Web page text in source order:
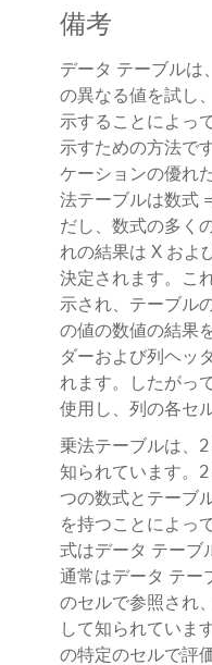
備考
データ テーブルは
の異なる値を試し
示することによっ
示すための方法で
ケーションの優れ
法テーブルは数式
だし、数式の多く
れの結果は X およ
決定されます。こ
示され、テーブル
の値の数値の結果
ダーおよび列ヘッ
れます。したがっ
使用し、列の各セ
乗法テーブルは、
知られています。
つの数式とテーブ
を持つことによっ
式はデータ テーブ
通常はデータ テ
のセルで参照され
して知られていま
の特定のセルで評